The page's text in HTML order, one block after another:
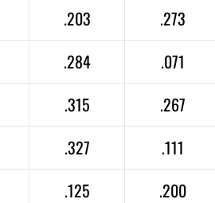
.203
.273
.284
.071
.315
.267
.327
.111
.125
.200